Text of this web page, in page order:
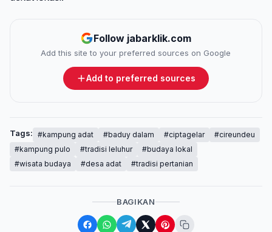
Follow jabarklik.com
Add this site to your preferred sources on Google
Add to preferred sources
Tags: #kampung adat #baduy dalam #ciptagelar
#cireundeu
#kampung pulo
#tradisi leluhur
#budaya lokal
#wisata budaya
#desa adat #tradisi pertanian
BAGIKAN